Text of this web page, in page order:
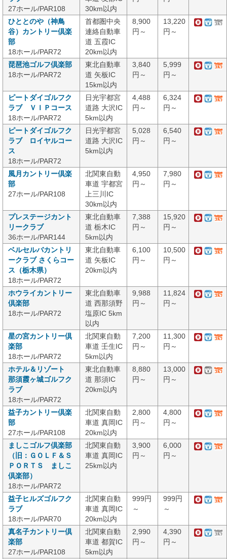
27ホール/PAR108
30km以内
ひととのや（神鳥
谷）カントリー倶楽
部
18ホール/PAR72
首都圏中央
連絡自動車
道 五霞IC
20km以内
8,900
円～
13,220
円～
琵琶池ゴルフ倶楽部
18ホール/PAR72
東北自動車
道 矢板IC
15km以内
3,840
円～
5,999
円～
ピートダイゴルフク
ラブ ＶＩＰコース
18ホール/PAR72
日光宇都宮
道路 大沢IC
5km以内
4,488
円～
6,324
円～
ピートダイゴルフク
ラブ ロイヤルコー
ス
18ホール/PAR72
日光宇都宮
道路 大沢IC
5km以内
5,028
円～
6,540
円～
風月カントリー倶楽
部
27ホール/PAR108
北関東自動
車道 宇都宮
上三川IC
30km以内
4,950
円～
7,980
円～
プレステージカント
リークラブ
36ホール/PAR144
東北自動車
道 栃木IC
5km以内
7,388
円～
15,920
円～
ベルセルバカントリ
ークラブ さくらコー
ス（栃木県）
18ホール/PAR72
東北自動車
道 矢板IC
20km以内
6,100
円～
10,500
円～
ホウライカントリー
倶楽部
18ホール/PAR72
東北自動車
道 西那須野
塩原IC 5km
以内
9,988
円～
11,824
円～
星の宮カントリー倶
楽部
18ホール/PAR72
北関東自動
車道 壬生IC
5km以内
7,200
円～
11,300
円～
ホテル＆リゾート
那須霞ヶ城ゴルフク
ラブ
18ホール/PAR72
東北自動車
道 那須IC
20km以内
8,880
円～
13,000
円～
益子カントリー倶楽
部
27ホール/PAR108
北関東自動
車道 真岡IC
20km以内
2,800
円～
4,800
円～
ましこゴルフ倶楽部
（旧：ＧＯＬＦ＆Ｓ
ＰＯＲＴＳ ましこ
倶楽部）
18ホール/PAR72
北関東自動
車道 真岡IC
25km以内
3,900
円～
6,000
円～
益子ヒルズゴルフク
ラブ
18ホール/PAR70
北関東自動
車道 真岡IC
20km以内
999円
～
999円
～
真名子カントリー倶
楽部
27ホール/PAR108
北関東自動
車道 都賀IC
5km以内
2,990
円～
4,390
円～